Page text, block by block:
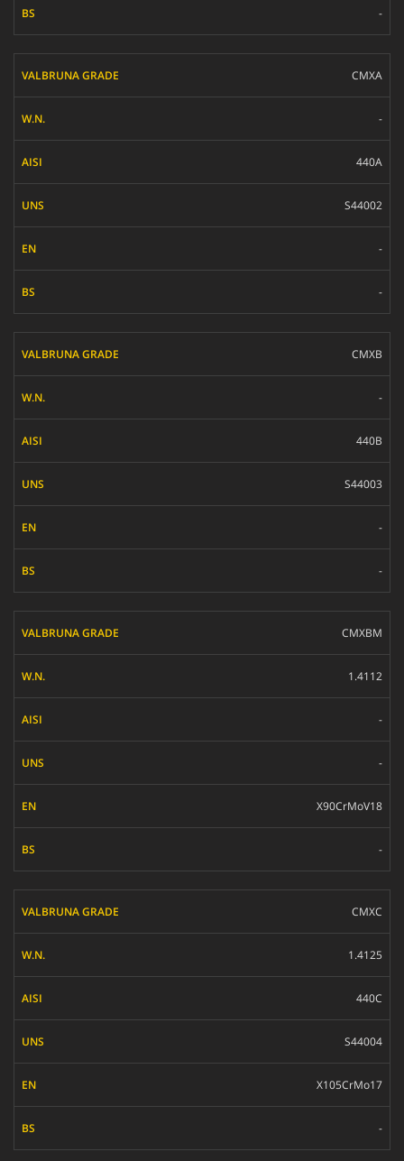
-
CMXA
-
440A
S44002
-
-
CMXB
-
440B
S44003
-
-
CMXBM
1.4112
-
-
X90CrMoV18
-
CMXC
1.4125
440C
S44004
X105CrMo17
-